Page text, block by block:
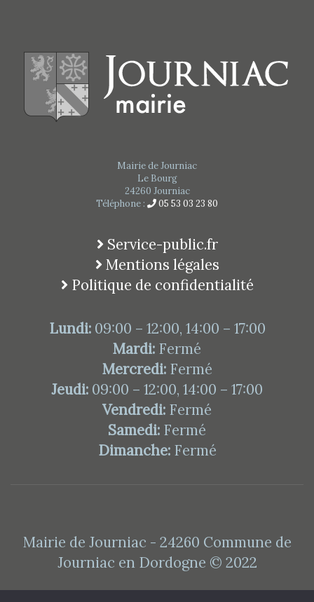
Mairie de Journiac
Le Bourg
24260 Journiac
Téléphone :
05 53 03 23 80
Service-public.fr
Mentions légales
Politique de confidentialité
Lundi: 09:00 – 12:00, 14:00 – 17:00
Mardi: Fermé
Mercredi: Fermé
Jeudi: 09:00 – 12:00, 14:00 – 17:00
Vendredi: Fermé
Samedi: Fermé
Dimanche: Fermé
Mairie de Journiac - 24260 Commune de
Journiac en Dordogne © 2022